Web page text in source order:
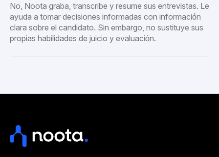
No, Noota graba, transcribe y resume sus entrevistas. Le
ayuda a tomar decisiones informadas con información
clara sobre el candidato. Sin embargo, no sustituye sus
propias habilidades de juicio y evaluación.